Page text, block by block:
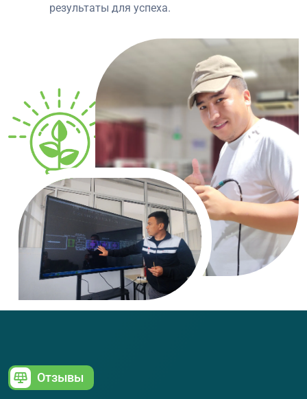
результаты для успеха.
Отзывы